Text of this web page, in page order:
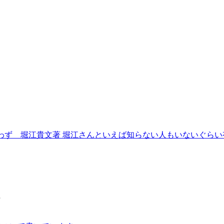
ず 堀江貴文著 堀江さんといえば知らない人もいないぐら